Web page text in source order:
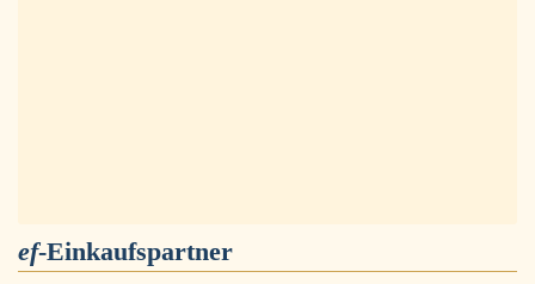
ef-Einkaufspartner